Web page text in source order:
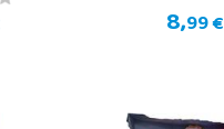
8,99 €